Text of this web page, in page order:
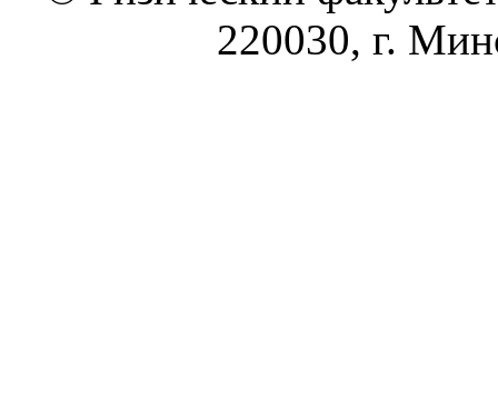
220030, г.